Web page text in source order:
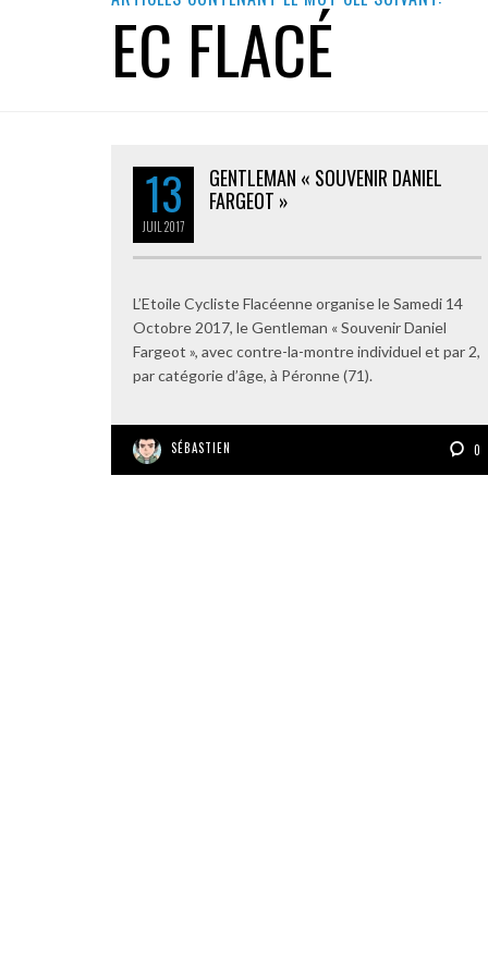
EC FLACÉ
13
JUIL 2017
GENTLEMAN « SOUVENIR DANIEL
FARGEOT »
L’Etoile Cycliste Flacéenne organise le Samedi 14
Octobre 2017, le Gentleman « Souvenir Daniel
Fargeot », avec contre-la-montre individuel et par 2,
par catégorie d’âge, à Péronne (71).
SÉBASTIEN 0